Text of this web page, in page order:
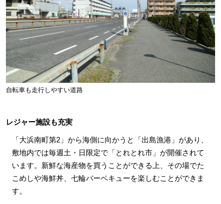
自転車も走行しやすい道路
レジャー施設も充実
「大浜南町第2」から海側に向かうと「出島漁港」があり、
敷地内では毎週土・日限定で「とれとれ市」が開催されて
います。新鮮な海産物を買うことができる上、その場でた
こめしや海鮮丼、七輪バーベキューを楽しむことができま
す。